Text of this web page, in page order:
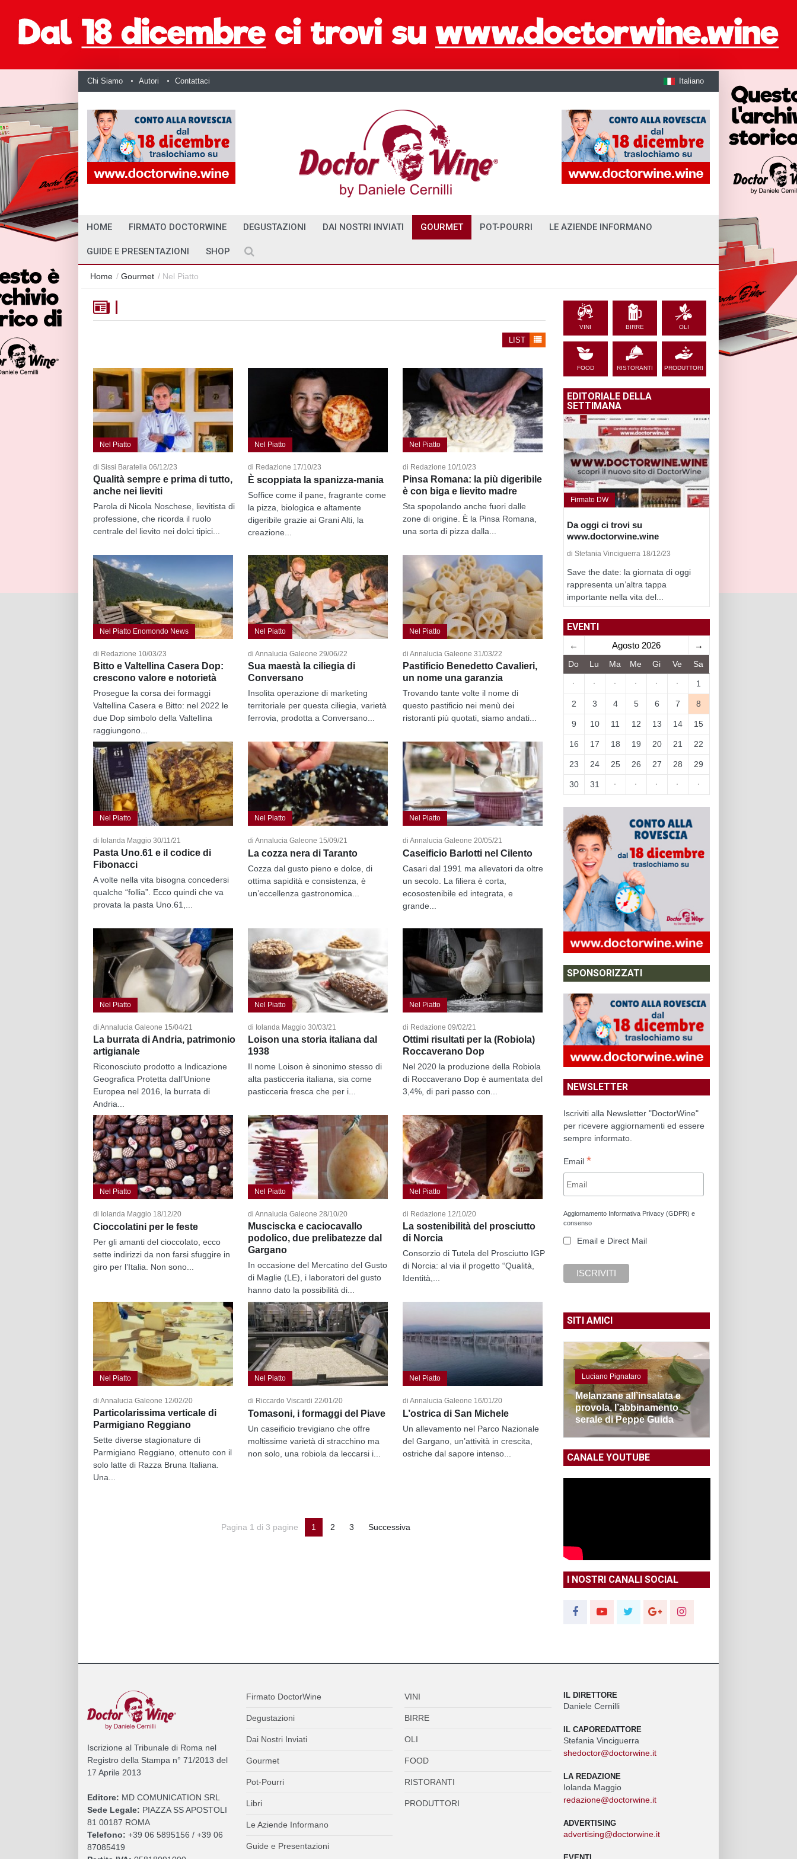
Chi Siamo Autori Contattaci Italiano
HOME FIRMATO DOCTORWINE DEGUSTAZIONI DAI NOSTRI INVIATI GOURMET POT-POURRI LE AZIENDE INFORMANO
GUIDE E PRESENTAZIONI SHOP
Home / Gourmet / Nel Piatto
LIST
Nel Piatto
di Sissi Baratella 06/12/23
Qualità sempre e prima di tutto,
anche nei lieviti
Parola di Nicola Noschese, lievitista di
professione, che ricorda il ruolo
centrale del lievito nei dolci tipici...
Nel Piatto
di Redazione 17/10/23
È scoppiata la spanizza-mania
Soffice come il pane, fragrante come
la pizza, biologica e altamente
digeribile grazie ai Grani Alti, la
creazione...
Nel Piatto
di Redazione 10/10/23
Pinsa Romana: la più digeribile
è con biga e lievito madre
Sta spopolando anche fuori dalle
zone di origine. È la Pinsa Romana,
una sorta di pizza dalla...
Nel Piatto Enomondo News
di Redazione 10/03/23
Bitto e Valtellina Casera Dop:
crescono valore e notorietà
Prosegue la corsa dei formaggi
Valtellina Casera e Bitto: nel 2022 le
due Dop simbolo della Valtellina
raggiungono...
Nel Piatto
di Annalucia Galeone 29/06/22
Sua maestà la ciliegia di
Conversano
Insolita operazione di marketing
territoriale per questa ciliegia, varietà
ferrovia, prodotta a Conversano...
Nel Piatto
di Annalucia Galeone 31/03/22
Pastificio Benedetto Cavalieri,
un nome una garanzia
Trovando tante volte il nome di
questo pastificio nei menù dei
ristoranti più quotati, siamo andati...
Nel Piatto
di Iolanda Maggio 30/11/21
Pasta Uno.61 e il codice di
Fibonacci
A volte nella vita bisogna concedersi
qualche “follia”. Ecco quindi che va
provata la pasta Uno.61,...
Nel Piatto
di Annalucia Galeone 15/09/21
La cozza nera di Taranto
Cozza dal gusto pieno e dolce, di
ottima sapidità e consistenza, è
un’eccellenza gastronomica...
Nel Piatto
di Annalucia Galeone 20/05/21
Caseificio Barlotti nel Cilento
Casari dal 1991 ma allevatori da oltre
un secolo. La filiera è corta,
ecosostenibile ed integrata, e
grande...
Nel Piatto
di Annalucia Galeone 15/04/21
La burrata di Andria, patrimonio
artigianale
Riconosciuto prodotto a Indicazione
Geografica Protetta dall’Unione
Europea nel 2016, la burrata di
Andria...
Nel Piatto
di Iolanda Maggio 30/03/21
Loison una storia italiana dal
1938
Il nome Loison è sinonimo stesso di
alta pasticceria italiana, sia come
pasticceria fresca che per i...
Nel Piatto
di Redazione 09/02/21
Ottimi risultati per la (Robiola)
Roccaverano Dop
Nel 2020 la produzione della Robiola
di Roccaverano Dop è aumentata del
3,4%, di pari passo con...
Nel Piatto
di Iolanda Maggio 18/12/20
Cioccolatini per le feste
Per gli amanti del cioccolato, ecco
sette indirizzi da non farsi sfuggire in
giro per l’Italia. Non sono...
Nel Piatto
di Annalucia Galeone 28/10/20
Musciscka e caciocavallo
podolico, due prelibatezze dal
Gargano
In occasione del Mercatino del Gusto
di Maglie (LE), i laboratori del gusto
hanno dato la possibilità di...
Nel Piatto
di Redazione 12/10/20
La sostenibilità del prosciutto
di Norcia
Consorzio di Tutela del Prosciutto IGP
di Norcia: al via il progetto “Qualità,
Identità,...
Nel Piatto
di Annalucia Galeone 12/02/20
Particolarissima verticale di
Parmigiano Reggiano
Sette diverse stagionature di
Parmigiano Reggiano, ottenuto con il
solo latte di Razza Bruna Italiana.
Una...
Nel Piatto
di Riccardo Viscardi 22/01/20
Tomasoni, i formaggi del Piave
Un caseificio trevigiano che offre
moltissime varietà di stracchino ma
non solo, una robiola da leccarsi i...
Nel Piatto
di Annalucia Galeone 16/01/20
L’ostrica di San Michele
Un allevamento nel Parco Nazionale
del Gargano, un’attività in crescita,
ostriche dal sapore intenso...
Pagina 1 di 3 pagine 1 2 3 Successiva
VINI BIRRE OLI
FOOD RISTORANTI PRODUTTORI
EDITORIALE DELLA
SETTIMANA
Firmato DW
Da oggi ci trovi su
www.doctorwine.wine
di Stefania Vinciguerra 18/12/23
Save the date: la giornata di oggi
rappresenta un’altra tappa
importante nella vita del...
EVENTI
← Agosto 2026 →
Do Lu Ma Me Gi Ve Sa
· · · · · · 1
2 3 4 5 6 7 8
9 10 11 12 13 14 15
16 17 18 19 20 21 22
23 24 25 26 27 28 29
30 31 · · · · ·
SPONSORIZZATI
NEWSLETTER
Iscriviti alla Newsletter "DoctorWine"
per ricevere aggiornamenti ed essere
sempre informato.
Email *
Aggiornamento Informativa Privacy (GDPR) e
consenso
Email e Direct Mail
SITI AMICI
Luciano Pignataro
Melanzane all’insalata e
provola, l’abbinamento
serale di Peppe Guida
CANALE YOUTUBE
I NOSTRI CANALI SOCIAL
Iscrizione al Tribunale di Roma nel
Registro della Stampa n° 71/2013 del
17 Aprile 2013
Editore: MD COMUNICATION SRL
Sede Legale: PIAZZA SS APOSTOLI
81 00187 ROMA
Telefono: +39 06 5895156 / +39 06
87085419
Firmato DoctorWine
Degustazioni
Dai Nostri Inviati
Gourmet
Pot-Pourri
Libri
Le Aziende Informano
Guide e Presentazioni
VINI
BIRRE
OLI
FOOD
RISTORANTI
PRODUTTORI
IL DIRETTORE
Daniele Cernilli
IL CAPOREDATTORE
Stefania Vinciguerra
shedoctor@doctorwine.it
LA REDAZIONE
Iolanda Maggio
redazione@doctorwine.it
ADVERTISING
advertising@doctorwine.it